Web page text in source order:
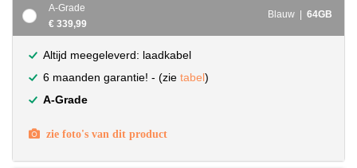
A-Grade
€ 339,99
Blauw | 64GB
Altijd meegeleverd: laadkabel
6 maanden garantie! - (zie tabel)
A-Grade
zie foto's van dit product